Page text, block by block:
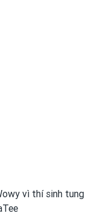
vì thí sinh tung